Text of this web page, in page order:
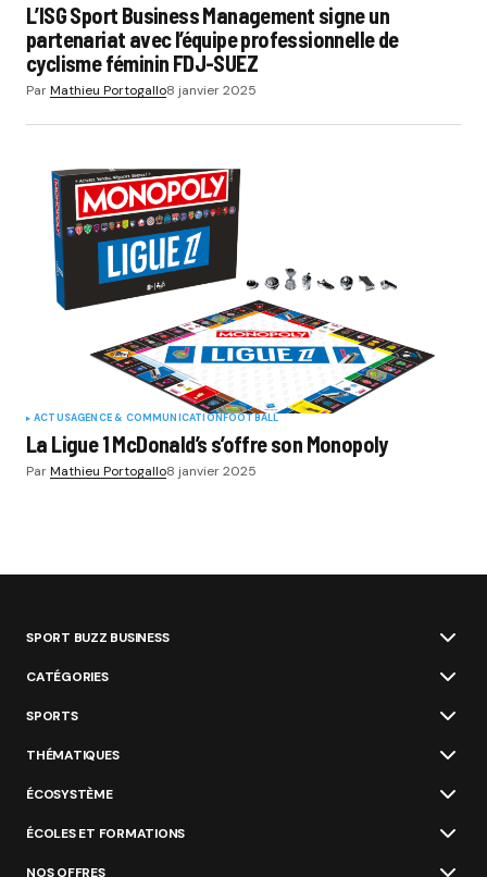
L’ISG Sport Business Management signe un
partenariat avec l’équipe professionnelle de
cyclisme féminin FDJ-SUEZ
ParMathieu Portogallo8 janvier 2025
ACTUSAGENCE & COMMUNICATIONFOOTBALL
La Ligue 1 McDonald’s s’offre son Monopoly
ParMathieu Portogallo8 janvier 2025
SPORT BUZZ BUSINESS
CATÉGORIES
SPORTS
THÉMATIQUES
ÉCOSYSTÈME
ÉCOLES ET FORMATIONS
NOS OFFRES